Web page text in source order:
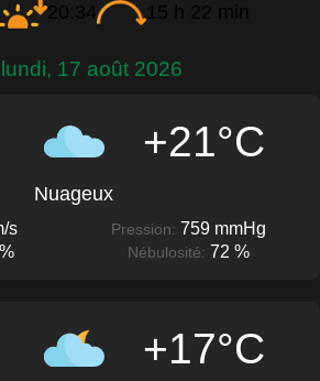
20:34 15 h 22 min
lundi, 17 août 2026
+21°C
Nuageux
s Pression: 759 mmHg
Nébulosité: 72 %
+17°C